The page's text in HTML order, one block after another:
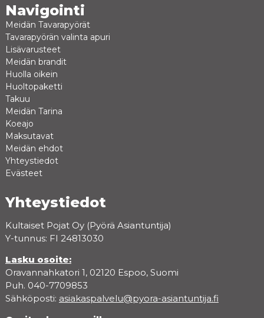
Navigointi
Meidän Tavarapyörät
Tavarapyörän valinta apuri
Lisävarusteet
Meidän brandit
Huolla oikein
Huoltopaketti
Takuu
Meidän Tarina
Koeajo
Maksutavat
Meidän ehdot
Yhteystiedot
Evästeet
Yhteystiedot
Kultaiset Pojat Oy (Pyörä Asiantuntija)
Y-tunnus: FI 24813030
Lasku osoite:
Oravannahkatori 1, 02120 Espoo, Suomi
Puh. 040-7709853
Sähköposti: asiakaspalvelu@pyora-asiantuntija.fi